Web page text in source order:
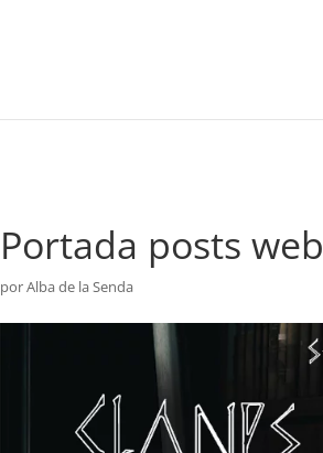
Portada posts web
porAlba de la Senda